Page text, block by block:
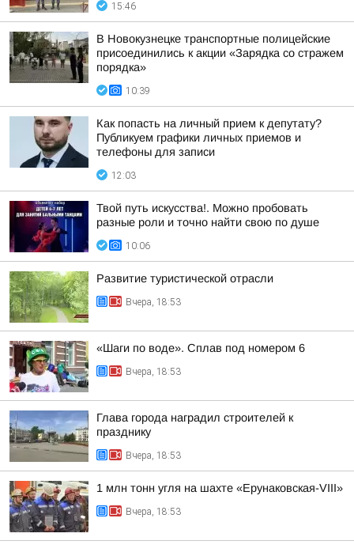
15:46
В Новокузнецке транспортные полицейские
присоединились к акции «Зарядка со стражем
порядка»
10:39
Как попасть на личный прием к депутату?
Публикуем графики личных приемов и
телефоны для записи
12:03
Твой путь искусства!. Можно пробовать
разные роли и точно найти свою по душе
10:06
Развитие туристической отрасли
Вчера, 18:53
«Шаги по воде». Сплав под номером 6
Вчера, 18:53
Глава города наградил строителей к
празднику
Вчера, 18:53
1 млн тонн угля на шахте «Ерунаковская-VIII»
Вчера, 18:53